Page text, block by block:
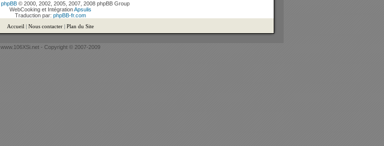
phpBB © 2000, 2002, 2005, 2007, 2008 phpBB Group
WebCooking et IntégrationApsulis
Traduction par: phpBB-fr.com
Accueil | Nous contacter| Plan du Site
www.106XSi.net - Copyright © 2007-2009